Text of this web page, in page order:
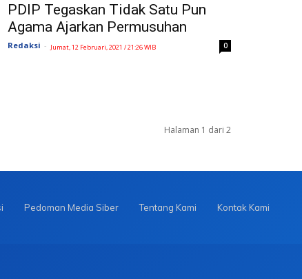
PDIP Tegaskan Tidak Satu Pun
Agama Ajarkan Permusuhan
Redaksi - Jumat, 12 Februari, 2021 / 21:26 WIB 0
Halaman 1 dari 2
Pedoman Media Siber Tentang Kami Kontak Kami